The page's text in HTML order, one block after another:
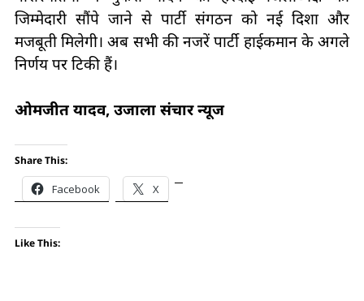
जिम्मेदारी सौंपे जाने से पार्टी संगठन को नई दिशा और
मजबूती मिलेगी। अब सभी की नजरें पार्टी हाईकमान के अगले
निर्णय पर टिकी हैं।
ओमजीत यादव, उजाला संचार न्यूज
Share This:
Facebook X
Like This: